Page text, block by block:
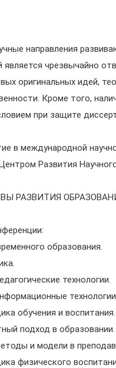
направления
является чрезвычайно
оригинальных идей,
Кроме того,
при защите
в международной
Развития
РАЗВИТИЯ
образования.
технологии.
обучения и воспитания.
подход в образовании.
и модели в
физического